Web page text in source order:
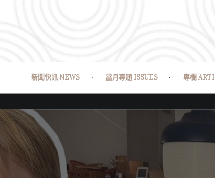
新聞快訊 NEWS 當月專題 ISSUES 專欄